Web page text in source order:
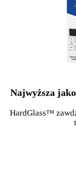
Najwyższa
HardGlass™